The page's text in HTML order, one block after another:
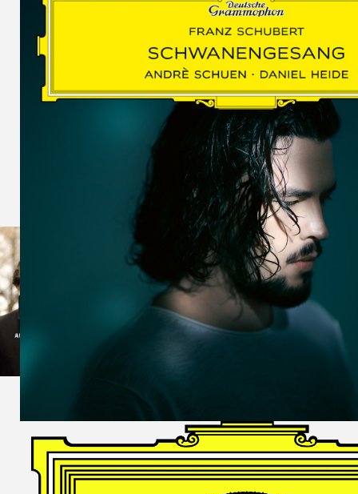
WOLF
MARTIN
SCHUMANN,
LIEDERKREIS
OP. 24
SECHS
MONOLOGE
AUS
JEDERMANN
GESÄNGE
Andrè Schuen,
Baritone